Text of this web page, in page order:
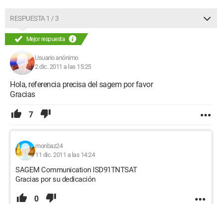
RESPUESTA 1 / 3
Mejor respuesta
Usuario anónimo
2 dic. 2011 a las 15:25
Hola, referencia precisa del sagem por favor
Gracias
7
monbaz24
11 dic. 2011 a las 14:24
SAGEM Communication ISD91TNTSAT
Gracias por su dedicación
0